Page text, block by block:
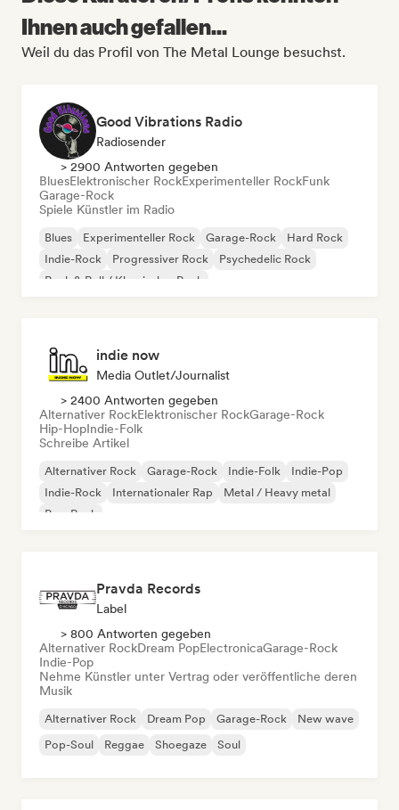
Ihnen auch gefallen...
Weil du das Profil von The Metal Lounge besuchst.
Good Vibrations Radio
Radiosender
> 2900 Antworten gegeben
BluesElektronischer RockExperimenteller RockFunk
Garage-Rock
Spiele Künstler im Radio
Blues Experimenteller Rock Garage-Rock
Hard Rock
Indie-Rock
Progressiver Rock
Psychedelic Rock
Rock & Roll / Klassischer Rock
indie now
Media Outlet/Journalist
> 2400 Antworten gegeben
Alternativer RockElektronischer RockGarage-Rock
Hip-HopIndie-Folk
Schreibe Artikel
Alternativer Rock Garage-Rock Indie-Folk
Indie-Pop
Indie-Rock
Internationaler Rap
Metal / Heavy metal
Pop-Rock
Pravda Records
Label
> 800 Antworten gegeben
Alternativer RockDream PopElectronicaGarage-Rock
Indie-Pop
Nehme Künstler unter Vertrag oder veröffentliche deren
Musik
Alternativer Rock Dream Pop Garage-Rock
New wave
Pop-Soul
Reggae Shoegaze Soul